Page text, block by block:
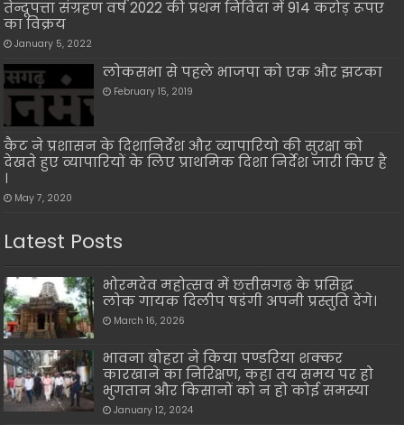
तेन्दूपत्ता संग्रहण वर्ष 2022 की प्रथम निविदा में 914 करोड़ रूपए
का विक्रय
January 5, 2022
लोकसभा से पहले भाजपा को एक और झटका
February 15, 2019
कैट ने प्रशासन के दिशानिर्देश और व्यापारियो की सुरक्षा को
देखते हुए व्यापारियों के लिए प्राथमिक दिशा निर्देश जारी किए है
।
May 7, 2020
Latest Posts
भोरमदेव महोत्सव में छत्तीसगढ़ के प्रसिद्ध
लोक गायक दिलीप षडंगी अपनी प्रस्तुति देंगे।
March 16, 2026
भावना बोहरा ने किया पण्डरिया शक्कर
कारखाने का निरिक्षण, कहा तय समय पर हो
भुगतान और किसानों को न हो कोई समस्या
January 12, 2024